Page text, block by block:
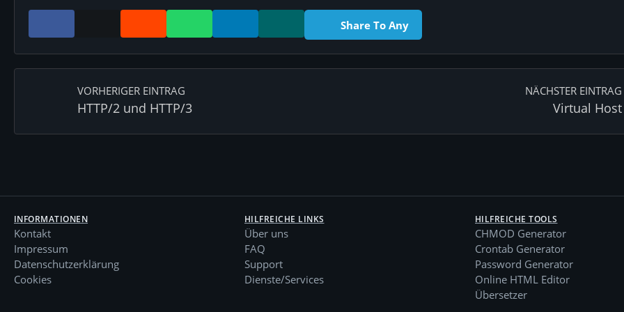
Share To Any
VORHERIGER EINTRAG
HTTP/2 und HTTP/3
NÄCHSTER EINTRAG
Virtual Host
INFORMATIONEN
Kontakt
Impressum
Datenschutzerklärung
Cookies
HILFREICHE LINKS
Über uns
FAQ
Support
Dienste/Services
HILFREICHE TOOLS
CHMOD Generator
Crontab Generator
Password Generator
Online HTML Editor
Übersetzer